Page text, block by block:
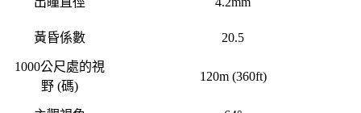
黃昏係數 20.5
1000公尺處的視
野 (碼)
120m (360ft)